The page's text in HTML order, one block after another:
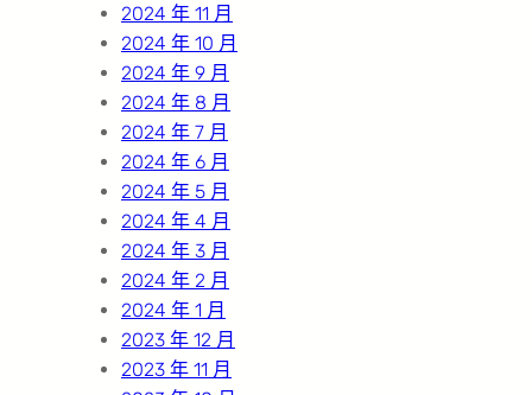
2024 年 11 月
2024 年 10 月
2024 年 9 月
2024 年 8 月
2024 年 7 月
2024 年 6 月
2024 年 5 月
2024 年 4 月
2024 年 3 月
2024 年 2 月
2024 年 1 月
2023 年 12 月
2023 年 11 月